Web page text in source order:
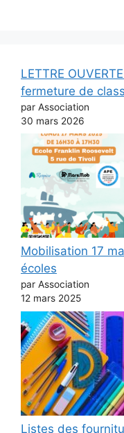
LETTRE
fermeture de
par Association
30 mars 2026
Mobilisation 17
écoles
par Association
12 mars 2025
Listes des